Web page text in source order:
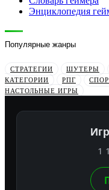
Энциклопедия
Популярные жанры
СТРАТЕГИИ ШУТЕРЫ
КАТЕГОРИИ
РПГ
НАСТОЛЬНЫЕ ИГРЫ
1